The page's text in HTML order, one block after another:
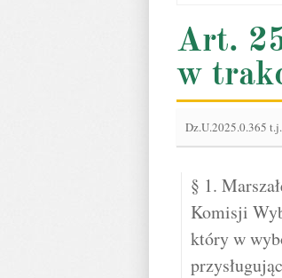
Art.
w
Dz.U.2025.0.365 t.j.
§ 1.
Komisji
który w